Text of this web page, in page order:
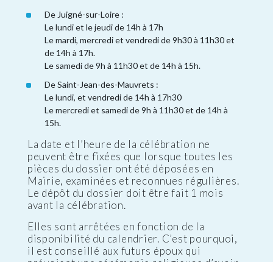
De Juigné-sur-Loire :
Le lundi et le jeudi de 14h à 17h
Le mardi, mercredi et vendredi de 9h30 à 11h30 et
de 14h à 17h.
Le samedi de 9h à 11h30 et de 14h à 15h.
De Saint-Jean-des-Mauvrets :
Le lundi, et vendredi de 14h à 17h30
Le mercredi et samedi de 9h à 11h30 et de 14h à
15h.
La date et l’heure de la célébration ne
peuvent être fixées que lorsque toutes les
pièces du dossier ont été déposées en
Mairie, examinées et reconnues régulières.
Le dépôt du dossier doit être fait 1 mois
avant la célébration.
Elles sont arrêtées en fonction de la
disponibilité du calendrier. C’est pourquoi,
il est conseillé aux futurs époux qui